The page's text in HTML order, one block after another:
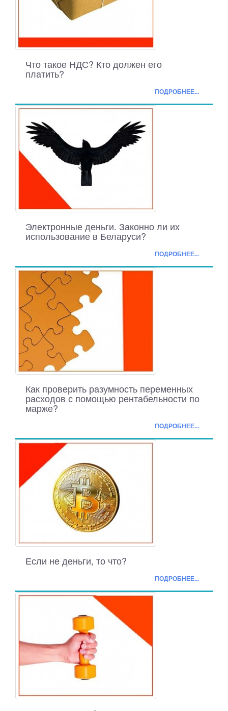
Что такое НДС? Кто должен его
платить?
ПОДРОБНЕЕ...
Электронные деньги. Законно ли их
использование в Беларуси?
ПОДРОБНЕЕ...
Как проверить разумность переменных
расходов с помощью рентабельности по
марже?
ПОДРОБНЕЕ...
Если не деньги, то что?
ПОДРОБНЕЕ...